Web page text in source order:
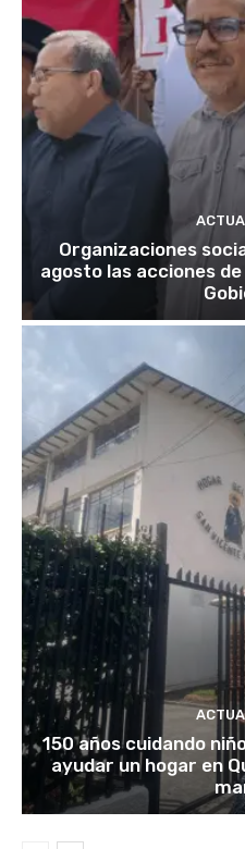
Organizaciones
agosto las acciones
150 años cuidando
ayudar un hogar en